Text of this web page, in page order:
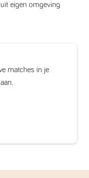
eigen omgeving
matches in je
aan.